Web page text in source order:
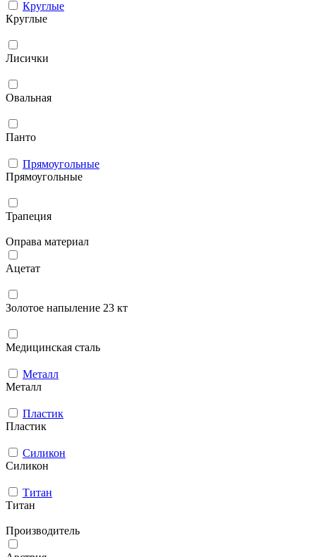
Круглые
Круглые
Лисички
Овальная
Панто
Прямоугольные
Прямоугольные
Трапеция
Оправа материал
Ацетат
Золотое напыление 23 кт
Медицинская сталь
Металл
Металл
Пластик
Пластик
Силикон
Силикон
Титан
Титан
Производитель